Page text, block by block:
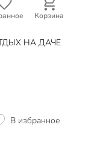
Корзина
НА ДАЧЕ
В избранное